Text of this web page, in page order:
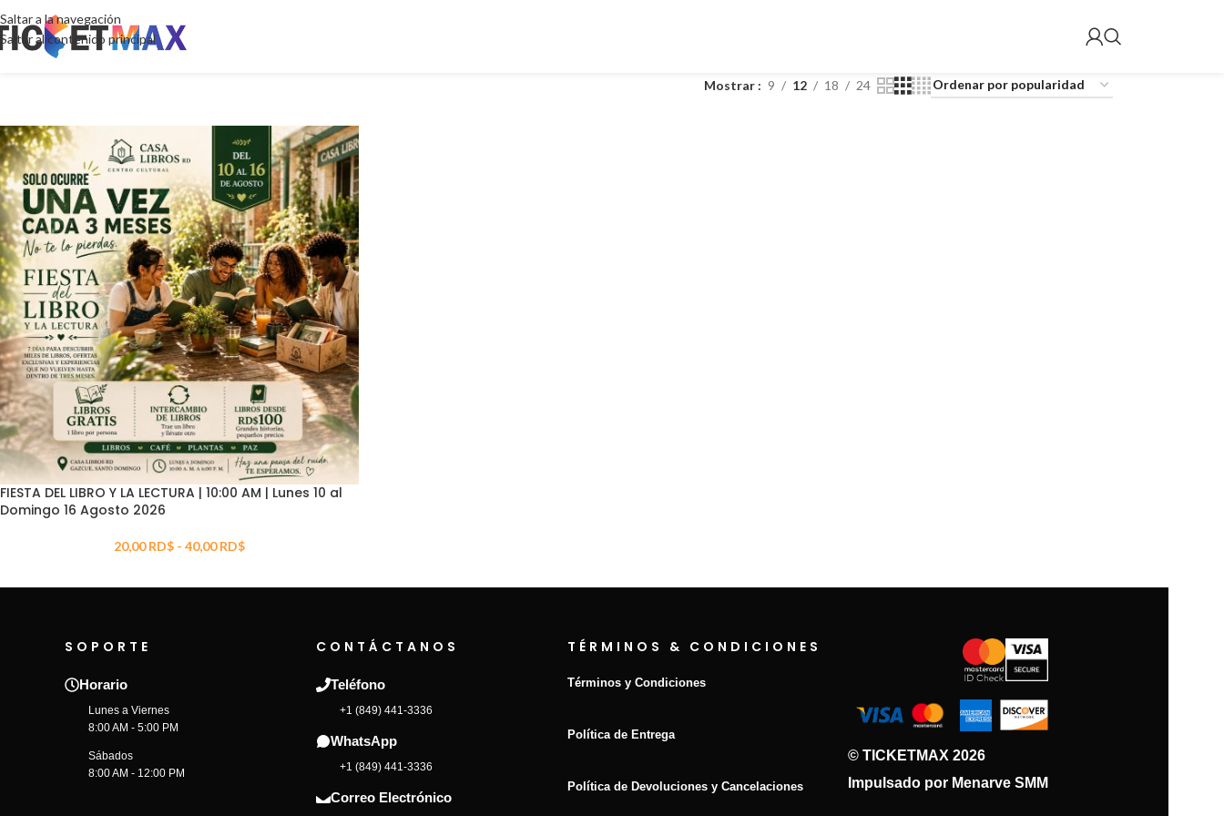
Saltar a la navegación
Saltar al contenido principal
Mostrar 9 12 18 24
FIESTA DEL LIBRO Y LA LECTURA | 10:00 AM | Lunes 10 al
Domingo 16 Agosto 2026
20,00RD$ - 40,00RD$
SOPORTE
Horario
Lunes a Viernes
8:00 AM - 5:00 PM
Sábados
8:00 AM - 12:00 PM
CONTÁCTANOS
Teléfono
+1 (849) 441-3336
WhatsApp
+1 (849) 441-3336
Correo Electrónico
TÉRMINOS & CONDICIONES
Términos y Condiciones
Política de Entrega
Política de Devoluciones y Cancelaciones
© TICKETMAX 2026
Impulsado por Menarve SMM